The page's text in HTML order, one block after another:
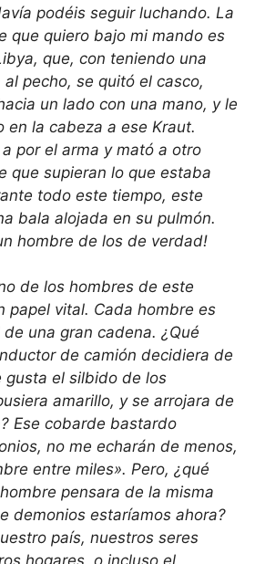
podéis seguir luchando. La
que quiero bajo mi mando es
que, con teniendo una
pecho, se quitó el casco,
un lado con una mano, y le
en la cabeza a ese Kraut.
por el arma y mató a otro
que supieran lo que estaba
todo este tiempo, este
bala alojada en su pulmón.
hombre de los de verdad!
de los hombres de este
papel vital. Cada hombre es
una gran cadena. ¿Qué
de camión decidiera de
gusta el silbido de los
amarillo, y se arrojara de
Ese cobarde bastardo
no me echarán de menos,
entre miles». Pero, ¿qué
pensara de la misma
demonios estaríamos ahora?
país, nuestros seres